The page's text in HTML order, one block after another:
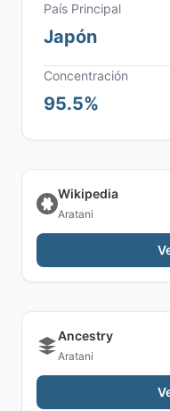
País Principal
Japón
Concentración
95.5%
Wikipedia
Aratani
Ancestry
Aratani